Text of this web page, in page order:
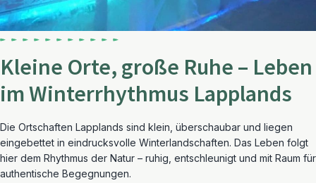
Kleine Orte, große Ruhe – Leben
im Winterrhythmus Lapplands
Die Ortschaften Lapplands sind klein, überschaubar und liegen
eingebettet in eindrucksvolle Winterlandschaften. Das Leben folgt
hier dem Rhythmus der Natur – ruhig, entschleunigt und mit Raum für
authentische Begegnungen.